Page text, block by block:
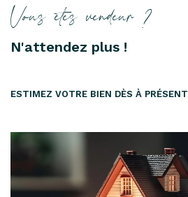
Vous êtes vendeur ?
N'attendez plus !
ESTIMEZ VOTRE BIEN DÈS À PRÉSENT